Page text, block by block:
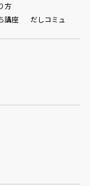
方
講座 だしコミュ